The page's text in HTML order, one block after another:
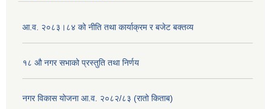
आ.व. २०८३।८४ को नीति तथा कार्याक्रम र बजेट बक्तव्य
१८ औ नगर सभाको प्रस्तुति तथा निर्णय
नगर विकास योजना आ.व. २०८२/८३ (रातो किताब)